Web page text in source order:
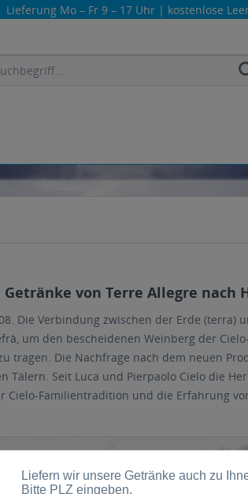
Lieferung Mo – Fr 9 – 17 Uhr | kostenlose
Getränke von Terre Allegre nach
Die Verbindung zwischen der Erde (terra)
um den bescheidenen Weinberg der
tragen. Die Nachfrage nach dem neuen
Tälern. Seit Luca und Pierpaolo Cielo die
Cielo-Familientradition und die Erfahrung